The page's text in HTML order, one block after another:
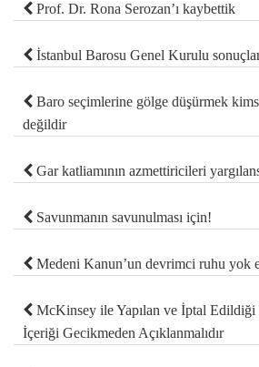
Prof. Dr. Rona Serozan’ı kaybettik
İstanbul Barosu Genel Kurulu
Baro seçimlerine gölge düşürmek
değildir
Gar katliamının azmettiricileri
Savunmanın savunulması için!
Medeni Kanun’un devrimci ruhu yok
McKinsey ile Yapılan ve İptal
İçeriği Gecikmeden Açıklanmalıdır